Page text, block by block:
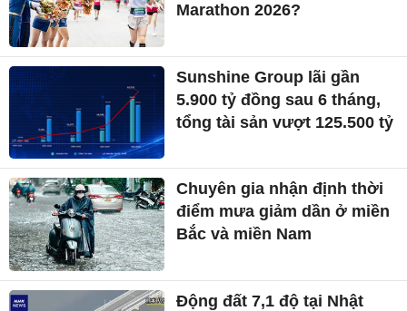
Marathon 2026?
Sunshine Group lãi gần
5.900 tỷ đồng sau 6 tháng,
tổng tài sản vượt 125.500 tỷ
Chuyên gia nhận định thời
điểm mưa giảm dần ở miền
Bắc và miền Nam
Động đất 7,1 độ tại Nhật